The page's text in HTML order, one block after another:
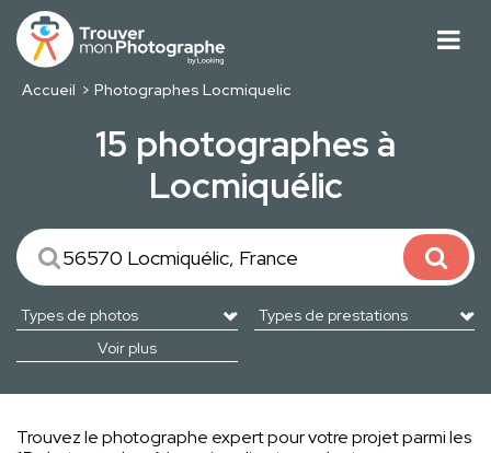
Accueil Photographes Locmiquelic
15 photographes à
Locmiquélic
Voir plus
Trouvez le photographe expert pour votre projet parmi les